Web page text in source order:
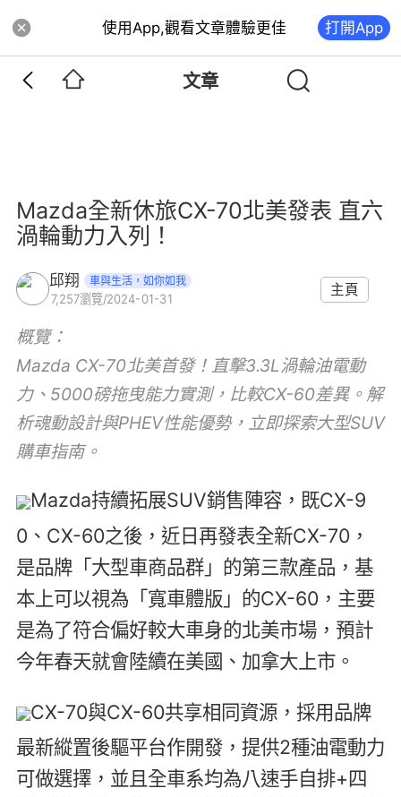
使用App,觀看文章體驗更佳 打開App
文章
Mazda全新休旅CX-70北美發表 直六
渦輪動力入列！
邱翔 車與生活，如你如我
7,257瀏覽/2024-01-31
主頁
概覽：
Mazda CX-70北美首發！直擊3.3L渦輪油電動
力、5000磅拖曳能力實測，比較CX-60差異。解
析魂動設計與PHEV性能優勢，立即探索大型SUV
購車指南。
Mazda持續拓展SUV銷售陣容，既CX-9
0、CX-60之後，近日再發表全新CX-70，
是品牌「大型車商品群」的第三款產品，基
本上可以視為「寬車體版」的CX-60，主要
是為了符合偏好較大車身的北美市場，預計
今年春天就會陸續在美國、加拿大上市。
CX-70與CX-60共享相同資源，採用品牌
最新縱置後驅平台作開發，提供2種油電動力
可做選擇，並且全車系均為八速手自排+四